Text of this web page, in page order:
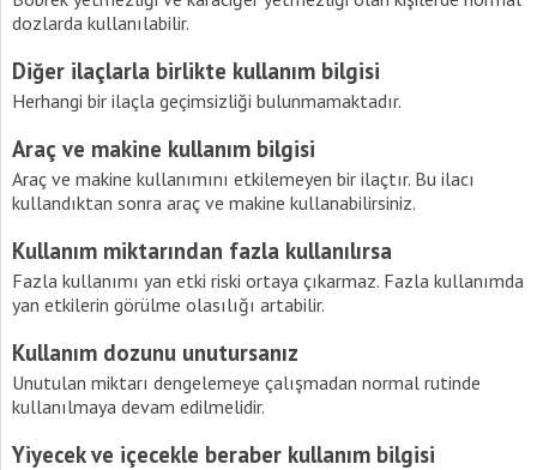
dozlarda kullanılabilir.
Diğer ilaçlarla birlikte kullanım bilgisi
Herhangi bir ilaçla geçimsizliği bulunmamaktadır.
Araç ve makine kullanım bilgisi
Araç ve makine kullanımını etkilemeyen bir ilaçtır. Bu ilacı
kullandıktan sonra araç ve makine kullanabilirsiniz.
Kullanım miktarından fazla kullanılırsa
Fazla kullanımı yan etki riski ortaya çıkarmaz. Fazla kullanımda
yan etkilerin görülme olasılığı artabilir.
Kullanım dozunu unutursanız
Unutulan miktarı dengelemeye çalışmadan normal rutinde
kullanılmaya devam edilmelidir.
Yiyecek ve içecekle beraber kullanım bilgisi